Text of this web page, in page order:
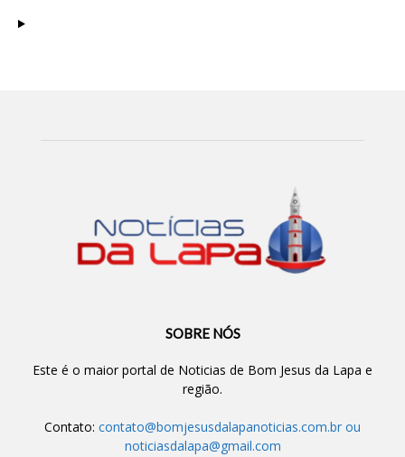
SOBRE NÓS
Este é o maior portal de Noticias de Bom Jesus da Lapa e
região.
Contato: contato@bomjesusdalapanoticias.com.br ou
noticiasdalapa@gmail.com